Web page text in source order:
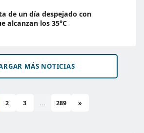
de un día despejado con
alcanzan los 35°C
MÁS NOTICIAS
2 3 ... 289 »